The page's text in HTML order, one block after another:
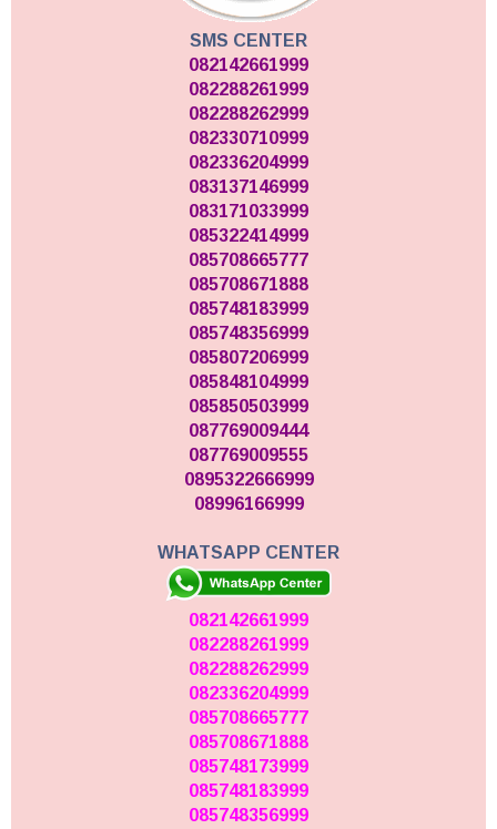
SMS CENTER
082142661999
082288261999
082288262999
082330710999
082336204999
083137146999
083171033999
085322414999
085708665777
085708671888
085748183999
085748356999
085807206999
085848104999
085850503999
087769009444
087769009555
0895322666999
08996166999
WHATSAPP CENTER
082142661999
082288261999
082288262999
082336204999
085708665777
085708671888
085748173999
085748183999
085748356999